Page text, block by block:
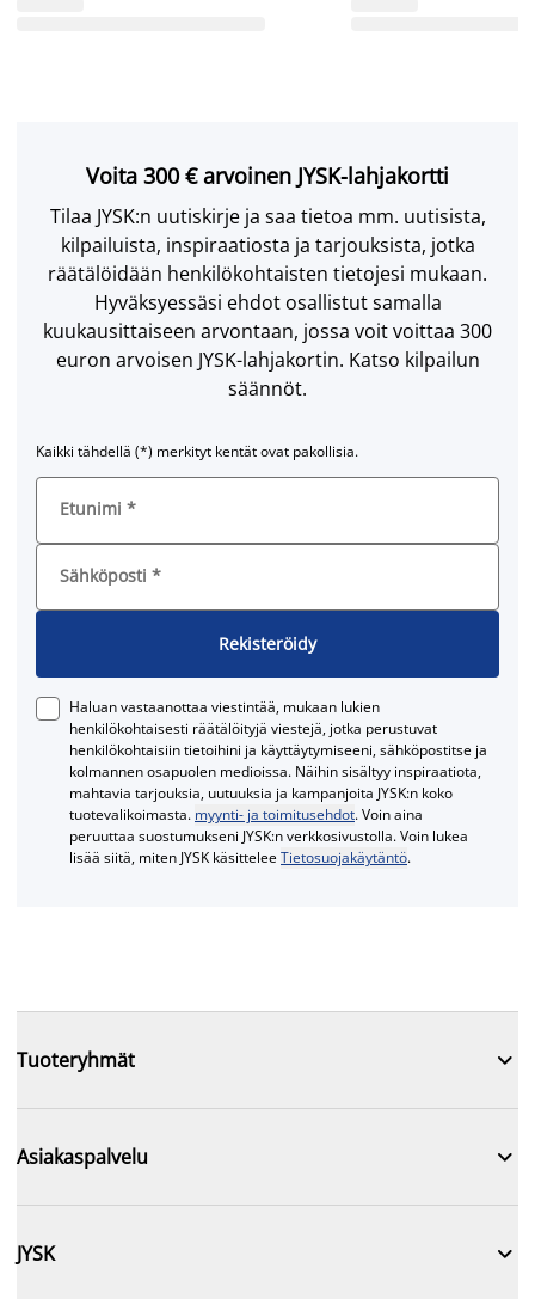
Voita 300 € arvoinen JYSK-lahjakortti
Tilaa JYSK:n uutiskirje ja saa tietoa mm. uutisista,
kilpailuista, inspiraatiosta ja tarjouksista, jotka
räätälöidään henkilökohtaisten tietojesi mukaan.
Hyväksyessäsi ehdot osallistut samalla
kuukausittaiseen arvontaan, jossa voit voittaa 300
euron arvoisen JYSK-lahjakortin. Katso kilpailun
säännöt.
Kaikki tähdellä (*) merkityt kentät ovat pakollisia.
Etunimi *
Sähköposti *
Rekisteröidy
Haluan vastaanottaa viestintää, mukaan lukien
henkilökohtaisesti räätälöityjä viestejä, jotka perustuvat
henkilökohtaisiin tietoihini ja käyttäytymiseeni, sähköpostitse ja
kolmannen osapuolen medioissa. Näihin sisältyy inspiraatiota,
mahtavia tarjouksia, uutuuksia ja kampanjoita JYSK:n koko
tuotevalikoimasta. myynti- ja toimitusehdot. Voin aina
peruuttaa suostumukseni JYSK:n verkkosivustolla. Voin lukea
lisää siitä, miten JYSK käsitteleeTietosuojakäytäntö.
Tuoteryhmät 
Asiakaspalvelu 
JYSK 